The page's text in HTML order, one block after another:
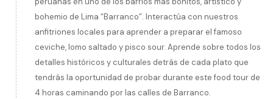
bohemio de Lima “Barranco”. Interactúa con nuestros
anfitriones locales para aprender a preparar el famoso
ceviche, lomo saltado y pisco sour. Aprende sobre todos los
detalles históricos y culturales detrás de cada plato que
tendrás la oportunidad de probar durante este food tour de
4 horas caminando por las calles de Barranco.